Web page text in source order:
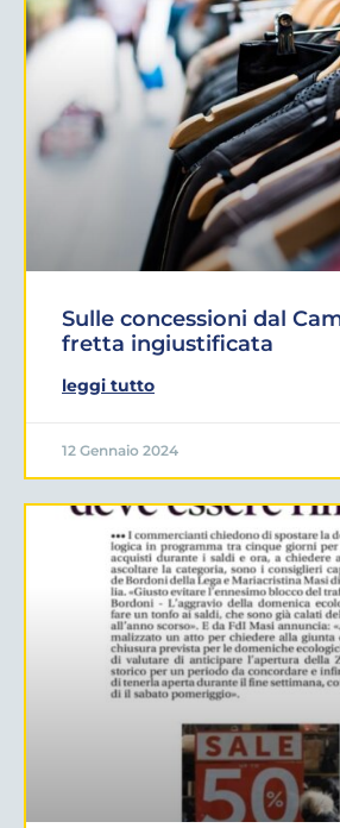
Sulle concessioni dal
fretta ingiustificata
leggi tutto
12 Gennaio 2024